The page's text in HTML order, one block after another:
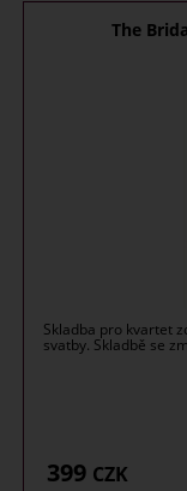
The
Skladba pro kvartet
svatby. Skladbě se
399 CZK